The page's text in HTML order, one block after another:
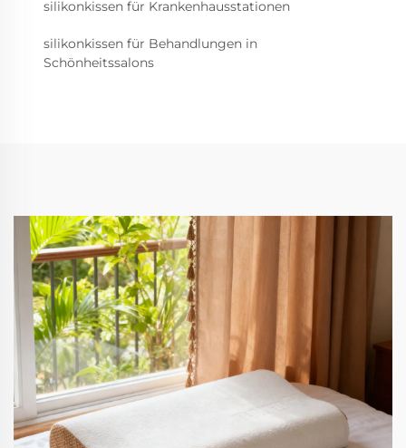
silikonkissen für Krankenhausstationen
silikonkissen für Behandlungen in
Schönheitssalons